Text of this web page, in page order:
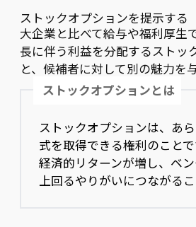
ストックオプションを提示する
大企業と比べて給与や福利厚生
長に伴う利益を分配するストッ
と、候補者に対して別の魅力を
ストックオプションとは
ストックオプションは、あ
式を取得できる権利のこと
経済的リターンが増し、ベ
上回るやりがいにつながるこ